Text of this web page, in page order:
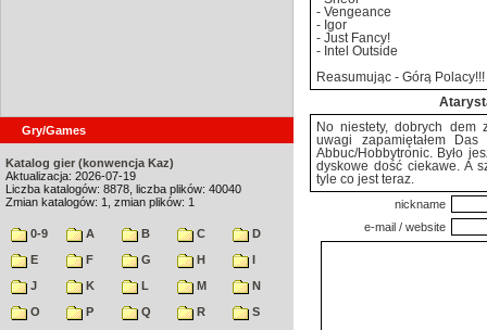
Gry/Games
Katalog gier (konwencja Kaz)
Aktualizacja: 2026-07-19
Liczba katalogów: 8878, liczba plików: 40040
Zmian katalogów: 1, zmian plików: 1
0-9 A B C
D
E
F G H
I
J
K L M
N
O
P Q R
S
- Vengeance
- Igor
- Just Fancy!
- Intel Outside
Reasumując - Górą Polacy!!!
No niestety, dobrych
uwagi zapamiętałem
Abbuc/Hobbytronic. Było
dyskowe dość ciekawe. A
tyle co jest teraz.
nickname
e-mail / website